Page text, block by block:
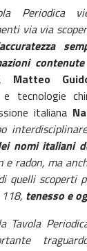
Periodica
via via
Matteo
tecnologie
italiana
nomi italiani
e radon, ma
quelli scoperti
tenesso e
Tavola